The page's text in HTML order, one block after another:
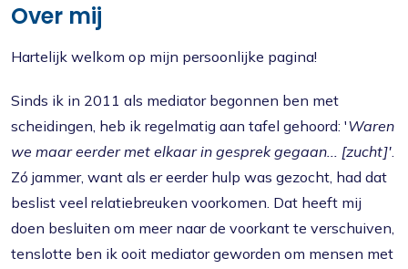
Over mij
Hartelijk welkom op mijn persoonlijke pagina!
Sinds ik in 2011 als mediator begonnen ben met
scheidingen, heb ik regelmatig aan tafel gehoord: 'Waren
we maar eerder met elkaar in gesprek gegaan... [zucht]'.
Zó jammer, want als er eerder hulp was gezocht, had dat
beslist veel relatiebreuken voorkomen. Dat heeft mij
doen besluiten om meer naar de voorkant te verschuiven,
tenslotte ben ik ooit mediator geworden om mensen met